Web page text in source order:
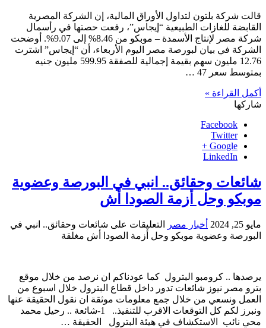
قالت شركة بلتون لتداول الأوراق المالية، إن الشركة المصرية
القابضة للغازات الطبيعية “إيجاس”، رفعت حصتها في رأسمال
شركة مصر لإنتاج الأسمدة – موبكو من 8.46% إلى 9.07%. أوضحت
الشركة في بيان لبورصة مصر اليوم الأربعاء، أن “إيجاس” اشترت
12.76 مليون سهم بقيمة إجمالية للصفقة 599.95 مليون جنيه
بمتوسط سعر 47 …
أكمل القراءة »
شاركها
Facebook
Twitter
Google +
LinkedIn
شائعات وحقائق.. انبي في البورصة وعضوية
موبكو وحل أزمة الصودا أش
مايو 25, 2024 أخبار مصر التعليقات على شائعات وحقائق.. انبي في
البورصة وعضوية موبكو وحل أزمة الصودا أش مغلقة
يرصدها .. كرومبو البترول كما عودناكم ان نرصد من خلال موقع
بترو مصر نيوز شائعات تدور داخل قطاع البترول خلال اسبوع من
العمل ونسعي من خلال جمع معلومات موثقة ان نقول الحقيقة عنها
ونبرز لكم كل التوقعات الاقرب للتنفيذ.. 1-شائعة .. رحيل محمد
محي نائب الاستكشاف في هيئة البترول الحقيقة …